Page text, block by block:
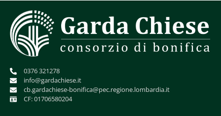
0376 321278
info@gardachiese.it
cb.gardachiese-bonifica@pec.regione.lombardia.it
CF: 01706580204